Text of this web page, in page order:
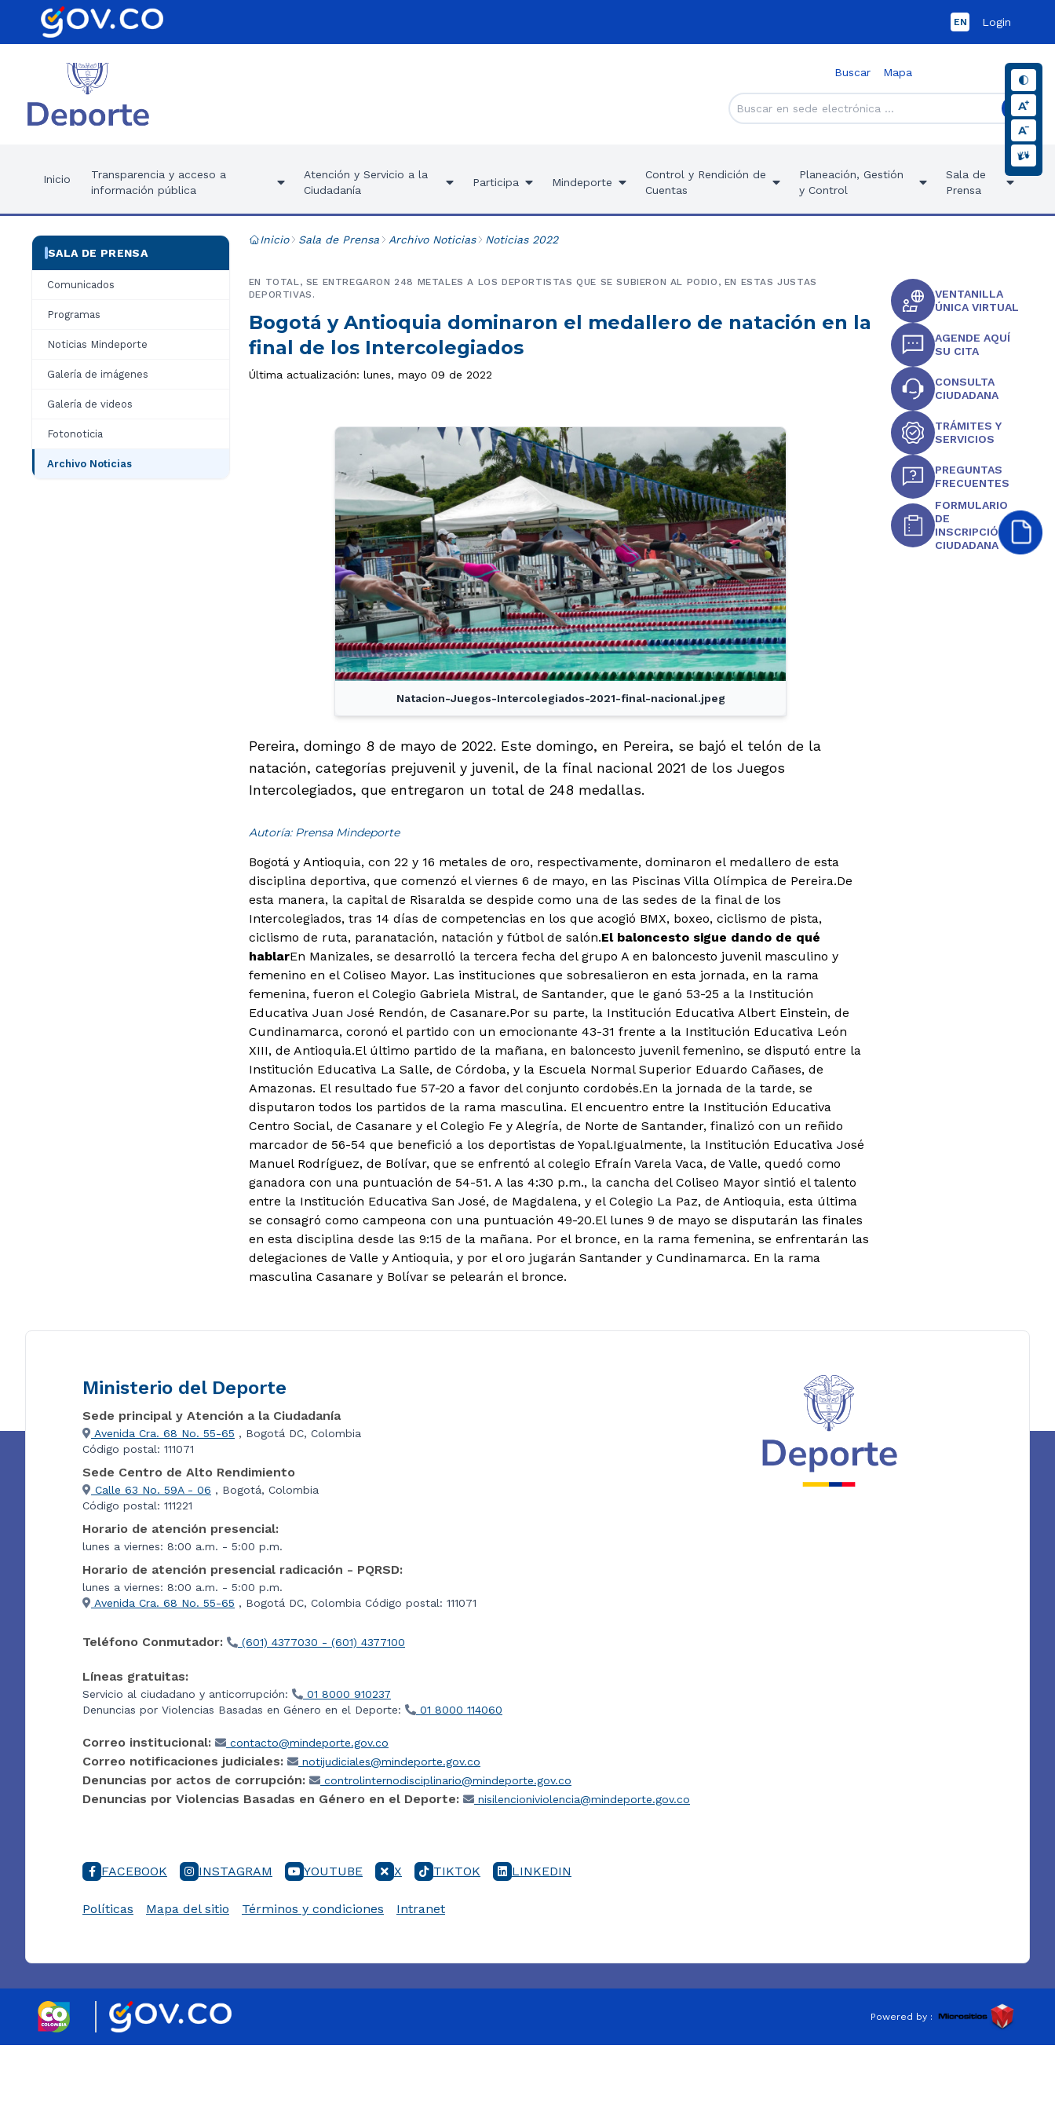
EN Login
Buscar Mapa
Inicio
Transparencia y acceso a
información pública
Atención y Servicio a la
Ciudadanía
Participa Mindeporte
Control y Rendición de
Cuentas
Planeación, Gestión
y Control
Sala de
Prensa
SALA DE PRENSA
Comunicados
Programas
Noticias Mindeporte
Galería de imágenes
Galería de videos
Fotonoticia
Archivo Noticias
Inicio Sala de Prensa Archivo Noticias Noticias 2022
Bogotá y Antioquia dominaron el medallero de natación en la
final de los Intercolegiados
EN TOTAL, SE ENTREGARON 248 METALES A LOS DEPORTISTAS QUE SE SUBIERON AL PODIO, EN ESTAS JUSTAS
DEPORTIVAS.
Última actualización: lunes, mayo 09 de 2022
Natacion-Juegos-Intercolegiados-2021-final-nacional.jpeg
Pereira, domingo 8 de mayo de 2022. Este domingo, en Pereira, se bajó el telón de la
natación, categorías prejuvenil y juvenil, de la final nacional 2021 de los Juegos
Intercolegiados, que entregaron un total de 248 medallas.
Autoría: Prensa Mindeporte
Bogotá y Antioquia, con 22 y 16 metales de oro, respectivamente, dominaron el medallero de esta
disciplina deportiva, que comenzó el viernes 6 de mayo, en las Piscinas Villa Olímpica de Pereira.De
esta manera, la capital de Risaralda se despide como una de las sedes de la final de los
Intercolegiados, tras 14 días de competencias en los que acogió BMX, boxeo, ciclismo de pista,
ciclismo de ruta, paranatación, natación y fútbol de salón.El baloncesto sigue dando de qué
hablarEn Manizales, se desarrolló la tercera fecha del grupo A en baloncesto juvenil masculino y
femenino en el Coliseo Mayor. Las instituciones que sobresalieron en esta jornada, en la rama
femenina, fueron el Colegio Gabriela Mistral, de Santander, que le ganó 53-25 a la Institución
Educativa Juan José Rendón, de Casanare.Por su parte, la Institución Educativa Albert Einstein, de
Cundinamarca, coronó el partido con un emocionante 43-31 frente a la Institución Educativa León
XIII, de Antioquia.El último partido de la mañana, en baloncesto juvenil femenino, se disputó entre la
Institución Educativa La Salle, de Córdoba, y la Escuela Normal Superior Eduardo Cañases, de
Amazonas. El resultado fue 57-20 a favor del conjunto cordobés.En la jornada de la tarde, se
disputaron todos los partidos de la rama masculina. El encuentro entre la Institución Educativa
Centro Social, de Casanare y el Colegio Fe y Alegría, de Norte de Santander, finalizó con un reñido
marcador de 56-54 que benefició a los deportistas de Yopal.Igualmente, la Institución Educativa José
Manuel Rodríguez, de Bolívar, que se enfrentó al colegio Efraín Varela Vaca, de Valle, quedó como
ganadora con una puntuación de 54-51. A las 4:30 p.m., la cancha del Coliseo Mayor sintió el talento
entre la Institución Educativa San José, de Magdalena, y el Colegio La Paz, de Antioquia, esta última
se consagró como campeona con una puntuación 49-20.El lunes 9 de mayo se disputarán las finales
en esta disciplina desde las 9:15 de la mañana. Por el bronce, en la rama femenina, se enfrentarán las
delegaciones de Valle y Antioquia, y por el oro jugarán Santander y Cundinamarca. En la rama
masculina Casanare y Bolívar se pelearán el bronce.
VENTANILLA
ÚNICA VIRTUAL
AGENDE AQUÍ
SU CITA
CONSULTA
CIUDADANA
TRÁMITES Y
SERVICIOS
PREGUNTAS
FRECUENTES
FORMULARIO
DE
INSCRIPCIÓN
CIUDADANA
Ministerio del Deporte
Sede principal y Atención a la Ciudadanía
Avenida Cra. 68 No. 55-65 , Bogotá DC, Colombia
Código postal: 111071
Sede Centro de Alto Rendimiento
Calle 63 No. 59A - 06 , Bogotá, Colombia
Código postal: 111221
Horario de atención presencial:
lunes a viernes: 8:00 a.m. - 5:00 p.m.
Horario de atención presencial radicación - PQRSD:
lunes a viernes: 8:00 a.m. - 5:00 p.m.
Avenida Cra. 68 No. 55-65 , Bogotá DC, Colombia Código postal: 111071
Teléfono Conmutador: (601) 4377030 - (601) 4377100
Líneas gratuitas:
Servicio al ciudadano y anticorrupción:
01 8000 910237
Denuncias por Violencias Basadas en Género en el Deporte:
01 8000 114060
Correo institucional: contacto@mindeporte.gov.co
Correo notificaciones judiciales: notijudiciales@mindeporte.gov.co
Denuncias por actos de corrupción: controlinternodisciplinario@mindeporte.gov.co
Denuncias por Violencias Basadas en Género en el Deporte: nisilencioniviolencia@mindeporte.gov.co
FACEBOOK INSTAGRAM YOUTUBE X TIKTOK LINKEDIN
Políticas Mapa del sitio Términos y condiciones Intranet
Powered by :